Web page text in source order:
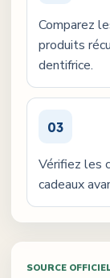
Comparez
produits
dentifrice.
03
Vérifiez les
cadeaux
SOURCE